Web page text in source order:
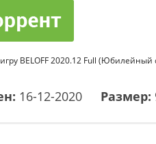
BELOFF 2020.12 Full
16-12-2020 Размер: